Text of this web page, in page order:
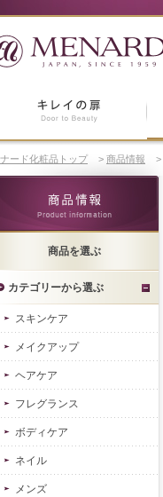
ナード化粧品トップ > 商品情報 >
商品を選ぶ
カテゴリーから選ぶ
スキンケア
メイクアップ
ヘアケア
フレグランス
ボディケア
ネイル
メンズ